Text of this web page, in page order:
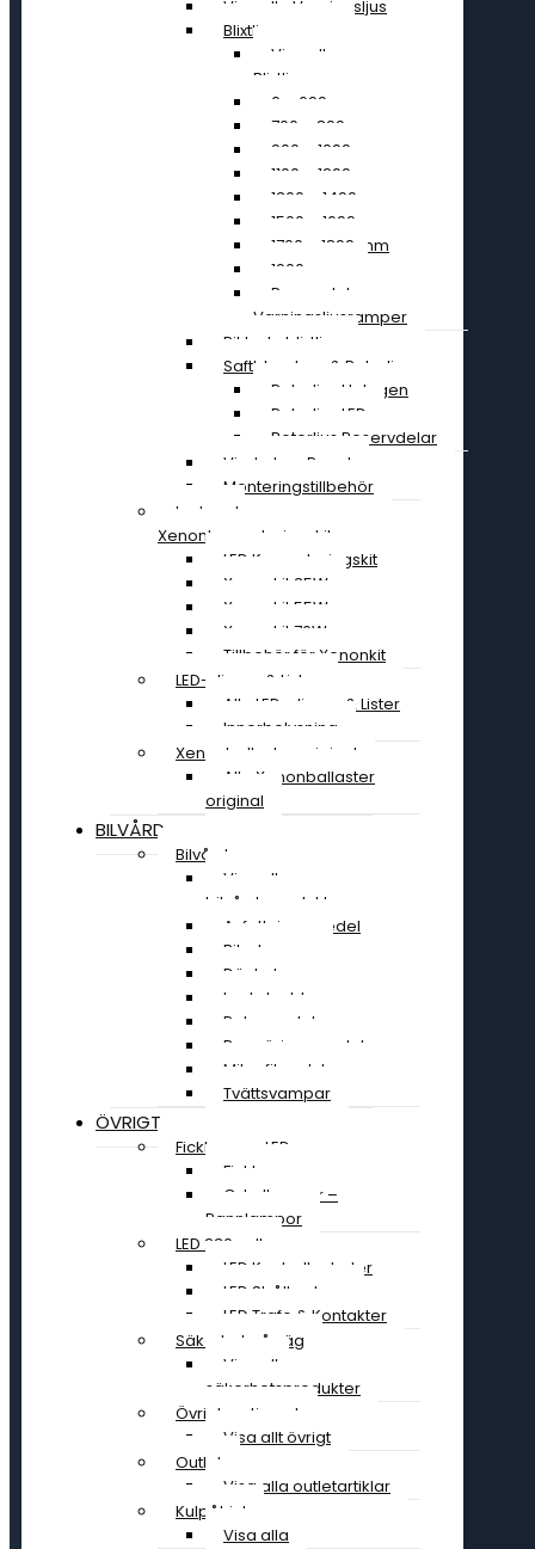
Visa alla Varningsljus
Blixtljusramper
Visa alla
Blixtljusramper
0 – 699 mm
700 – 899 mm
900 – 1099 mm
1100 – 1299 mm
1300 – 1499 mm
1500 – 1699 mm
1700 – 1899 mm
1900 mm »
Reservdelar
Varningsljusramper
Riktade blixtljus
Saftblandare & Rotorljus
Rotorljus Halogen
Rotorljus LED
Rotorljus Reservdelar
Vindruta – Panel
Monteringstillbehör
Led- och
Xenonkonverteringskit
LED Konverteringskit
Xenonkit 35W
Xenonkit 55W
Xenonkit 70W
Tillbehör för Xenonkit
LED-slingor & Lister
Alla LED-slingor & Lister
Innerbelysning
Xenonballaster original
Alla Xenonballaster
original
BILVÅRD
Bilvård
Visa alla
bilvårdsprodukter
Avfettningsmedel
Bilschampo
Däckglans
Lackskydd
Polermedel
Rengöringsmedel
Mikrofiberdukar
Tvättsvampar
ÖVRIGT
Ficklampor LED
Ficklampor
Cykellampor –
Pannlampor
LED 230 volt
LED Kontrollenheter
LED Strålkastare
LED Trafo & Kontakter
Säkerhet på väg
Visa alla
säkerhetsprodukter
Övrigt sortiment
Visa allt övrigt
Outlet
Visa alla outletartiklar
Kulpåhjul
Visa alla